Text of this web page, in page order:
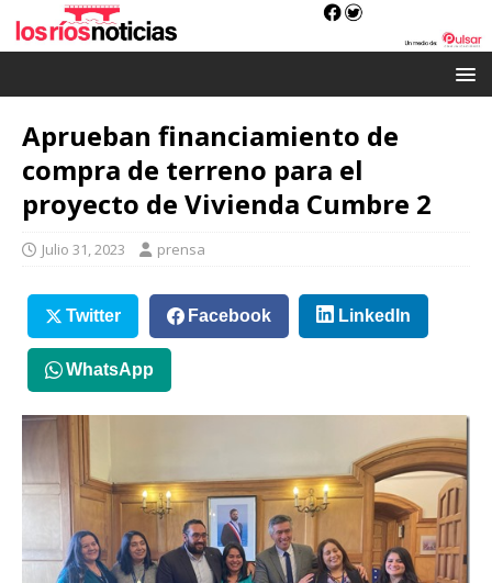
Aprueban financiamiento de
compra de terreno para el
proyecto de Vivienda Cumbre 2
Julio 31, 2023 prensa
Twitter Facebook LinkedIn
WhatsApp